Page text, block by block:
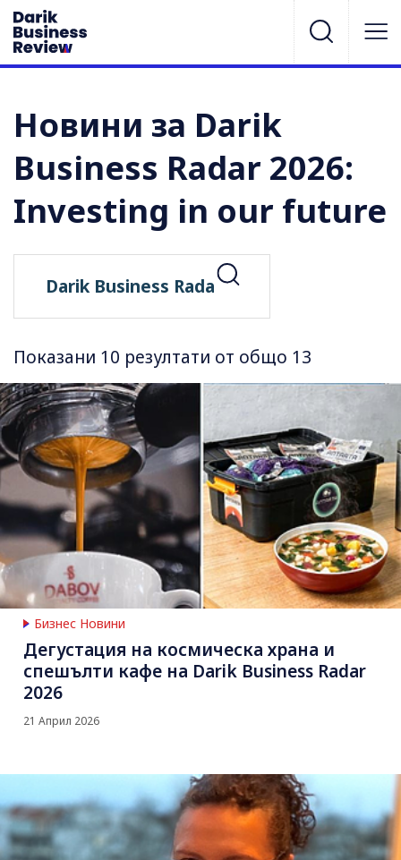
Новини за Darik
Business Radar 2026:
Investing in our future
Показани 10 резултати от общо 13
Бизнес Новини
Дегустация на космическа храна и
спешълти кафе на Darik Business Radar
2026
21 Април 2026